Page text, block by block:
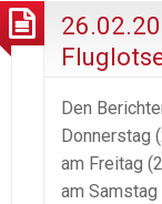
Den
Donnerstag
am Freitag
am